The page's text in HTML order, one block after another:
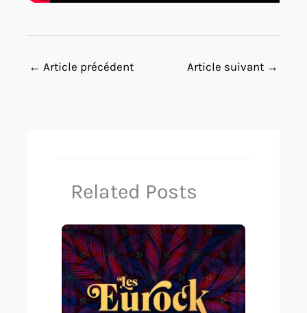
← Article précédent Article suivant →
Related Posts